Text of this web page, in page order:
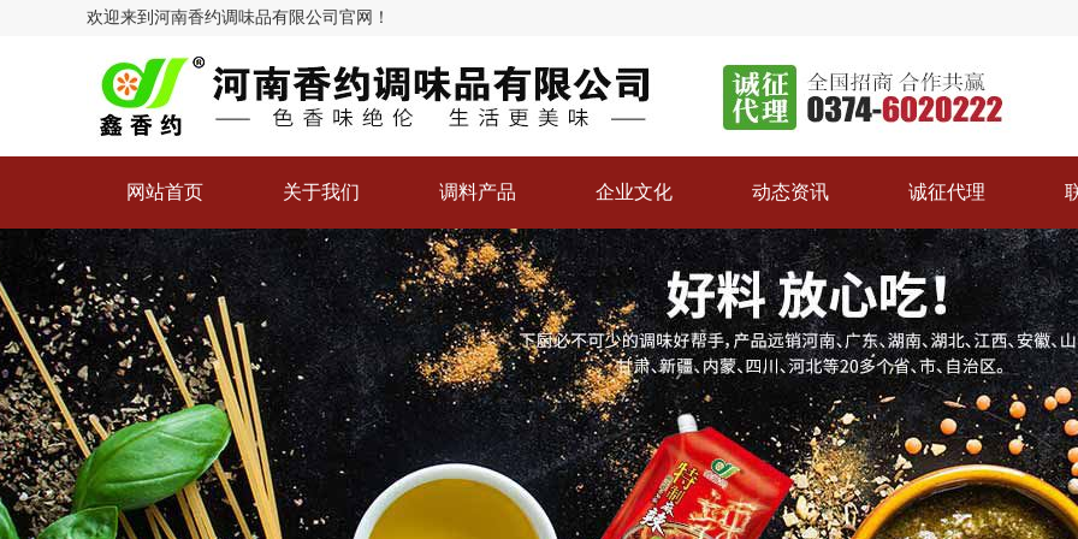
欢迎来到河南香约调味品有限公司官网！
限公司
网站首页 关于我们 调料产品 企业文化 动态资讯 诚征代理